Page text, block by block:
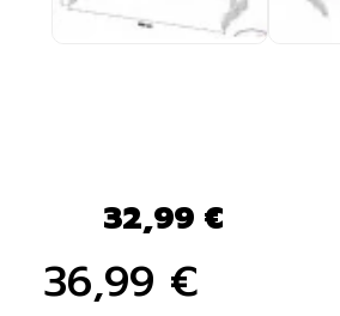
32,99 €
36,99 €